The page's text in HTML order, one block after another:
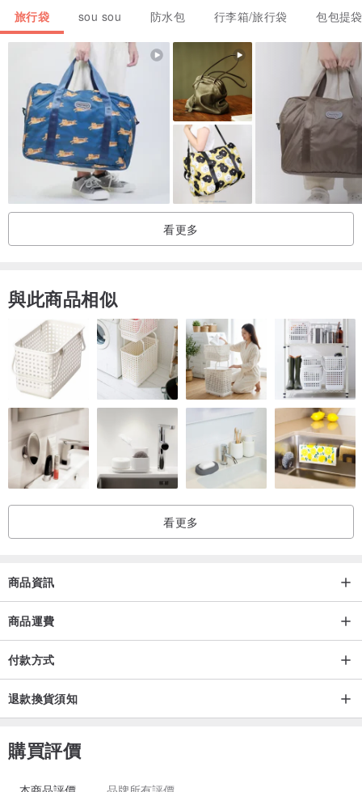
旅行袋 sou sou 防水包 行李箱/旅行袋 包包提袋
看更多
與此商品相似
看更多
商品資訊
商品運費
付款方式
退款換貨須知
購買評價